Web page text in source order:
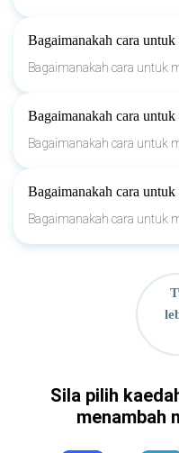
Bagaimanakah cara
Bagaimanakah cara untuk
Bagaimanakah cara
Bagaimanakah cara untuk
Bagaimanakah cara
Bagaimanakah cara untuk
Sila pilih
menambah